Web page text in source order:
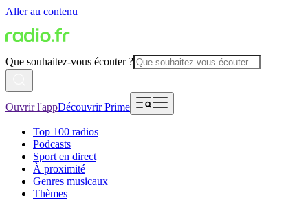
Aller au contenu
Que souhaitez-vous écouter ?
Ouvrir l'appDécouvrir Prime
Top 100 radios
Podcasts
Sport en direct
À proximité
Genres musicaux
Thèmes